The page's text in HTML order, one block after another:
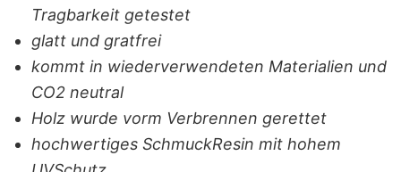
Tragbarkeit getestet
glatt und gratfrei
kommt in wiederverwendeten Materialien und
CO2 neutral
Holz wurde vorm Verbrennen gerettet
hochwertiges SchmuckResin mit hohem